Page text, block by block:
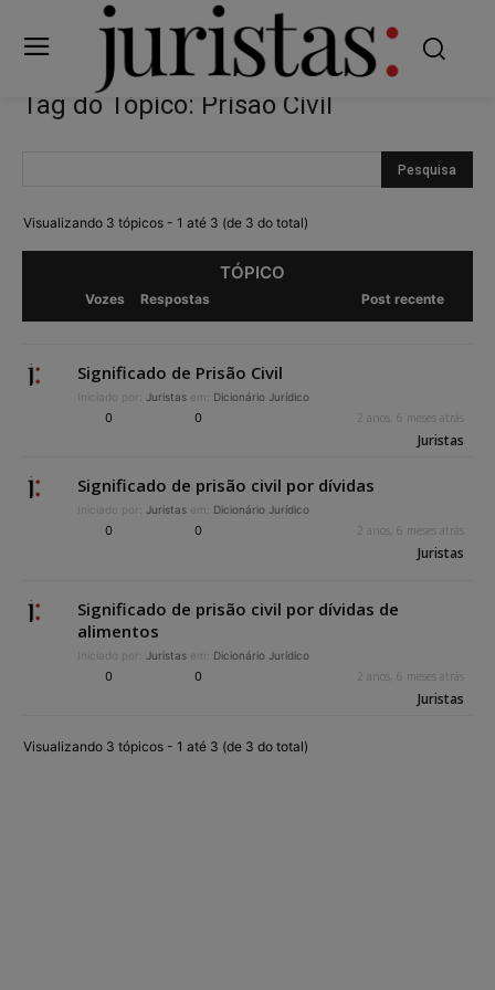
Tag do Tópico: Prisão Civil
Visualizando 3 tópicos - 1 até 3 (de 3 do total)
TÓPICO
Vozes Respostas Post recente
Significado de Prisão Civil
Iniciado por: Juristas em: Dicionário Jurídico
0 0 2 anos, 6 meses atrás
Juristas
Significado de prisão civil por dívidas
Iniciado por: Juristas em: Dicionário Jurídico
0 0 2 anos, 6 meses atrás
Juristas
Significado de prisão civil por dívidas de
alimentos
Iniciado por: Juristas em: Dicionário Jurídico
0 0 2 anos, 6 meses atrás
Juristas
Visualizando 3 tópicos - 1 até 3 (de 3 do total)